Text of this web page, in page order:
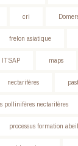
cri
frelon asiatique
ITSAP maps
nectarifères
pollinifères nectarifères
processus formation